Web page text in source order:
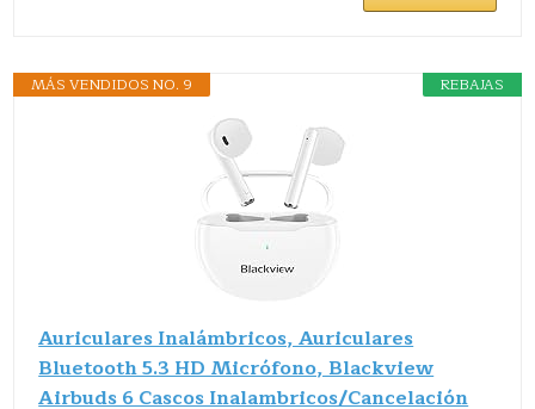
REBAJAS
MÁS VENDIDOS NO. 9
Auriculares Inalámbricos, Auriculares
Bluetooth 5.3 HD Micrófono, Blackview
Airbuds 6 Cascos Inalambricos/Cancelación